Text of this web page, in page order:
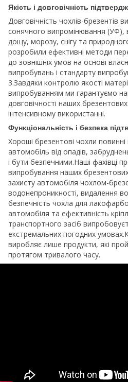
Якість і довговічність
Довговічність чохлів-брезентів
сонячного випромінювання (УФ),
дощу, морозу, снігу та
розробили ефективні методи
до зовнішніх умов на основі
випробувань і стандарту
3.Завдяки контролю якості
випробуванням ми гарантуємо
довговічності наших
інтенсивному використанні.
Функціональність і безпека
Хороші брезентові чохли
автомобіль від опадів,
і бути безпечними.Наші фахівці
випробування наших
захисту автомобіля чохлом-
водонепроникності, видалення
безпечність чохла для
автомобіля та ефективність
транспортного засіб
екстремальних погодних
виробляє лише продукти, які
протягом тривалого часу.